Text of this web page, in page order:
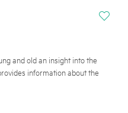
i
and old an insight into the
information about the